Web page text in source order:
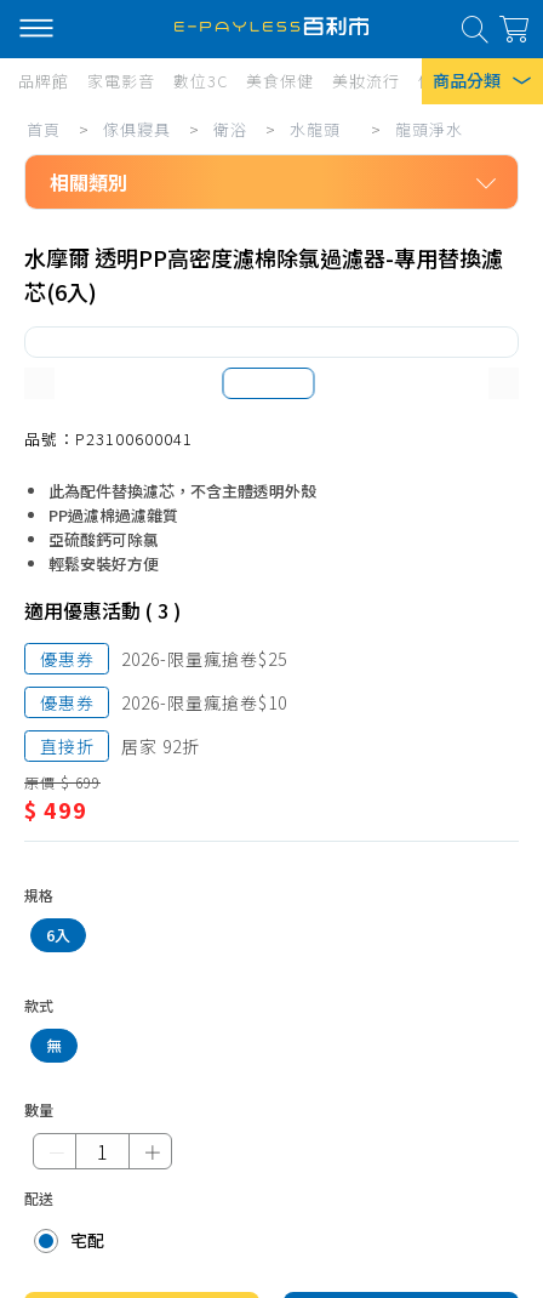
商品分類
熱門搜尋
風扇
除濕機
衛生紙
品牌館 家電影音 數位3C 美食保健 美妝流行 傢俱寢具 居
傢
俱
寢
具/
衛
浴/
水
頭/
龍
頭
淨
水
首頁 > 傢俱寢具 > 衛浴 > 水龍頭 > 龍頭淨水
相關類別
衛浴
水龍頭
沐浴龍頭、面盆龍頭
龍頭淨水
節水、增壓器
水摩爾 透明PP高密度濾棉除氯過濾器-專用替換濾
芯(6入)
品號：P23100600041
此為配件替換濾芯，不含主體透明外殼
PP過濾棉過濾雜質
亞硫酸鈣可除氯
輕鬆安裝好方便
適用優惠活動 ( 3 )
優惠券
2026-限量瘋搶卷$25
優惠券
2026-限量瘋搶卷$10
直接折
居家 92折
原價 $ 699
$ 499
規格
6入
款式
無
數量
＋
配送
宅配